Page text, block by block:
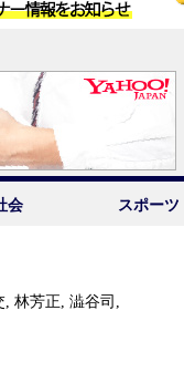
会 スポーツ
,林芳正,澁谷司 ,